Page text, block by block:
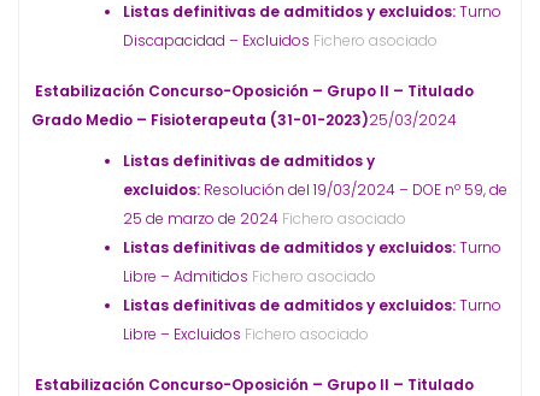
Listas definitivas de admitidos y excluidos:Turno
Discapacidad – Excluidos Fichero asociado
Estabilización Concurso-Oposición – Grupo II – Titulado
Grado Medio – Fisioterapeuta (31-01-2023)25/03/2024
Listas definitivas de admitidos y
excluidos: Resolución del 19/03/2024 – DOE nº 59, de
25 de marzo de 2024 Fichero asociado
Listas definitivas de admitidos y excluidos:Turno
Libre – Admitidos Fichero asociado
Listas definitivas de admitidos y excluidos:Turno
Libre – Excluidos Fichero asociado
Estabilización Concurso-Oposición – Grupo II – Titulado